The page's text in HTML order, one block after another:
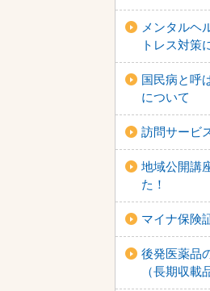
メンタル
トレス対策
国民病と呼
について
訪問サービ
地域公開講
た！
マイナ保険
後発医薬品
（長期収載